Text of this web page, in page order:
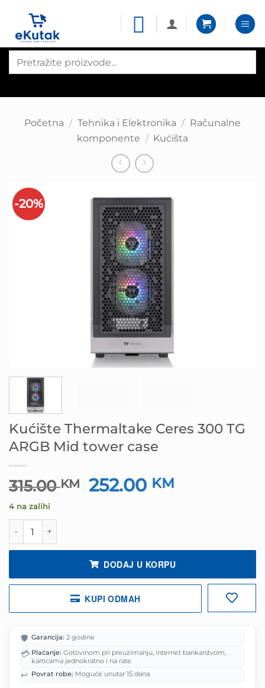
content
search
Početna / Tehnika i Elektronika / Računalne
komponente / Kućišta
-20%
Kućište Thermaltake Ceres 300 TG
ARGB Mid tower case
315.00KM
Izvorna
cijena
252.00 KM
4 na zalihi
Kućište Thermaltake Ceres 300 TG ARGB Mid tower
DODAJ U KORPU
KUPI ODMAH
🛡️ Garancija: 2 godine
💳 Plaćanje: Gotovinom pri preuzimanju, internet bankarstvom,
karticama jednokratno i na rate
↩️ Povrat robe: Moguće unutar 15 dana